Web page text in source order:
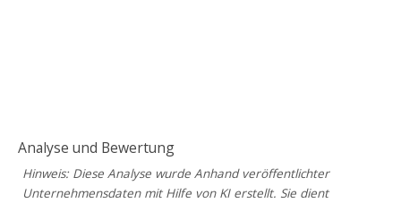
Analyse und Bewertung
Hinweis: Diese Analyse wurde Anhand veröffentlichter
Unternehmensdaten mit Hilfe von KI erstellt. Sie dient